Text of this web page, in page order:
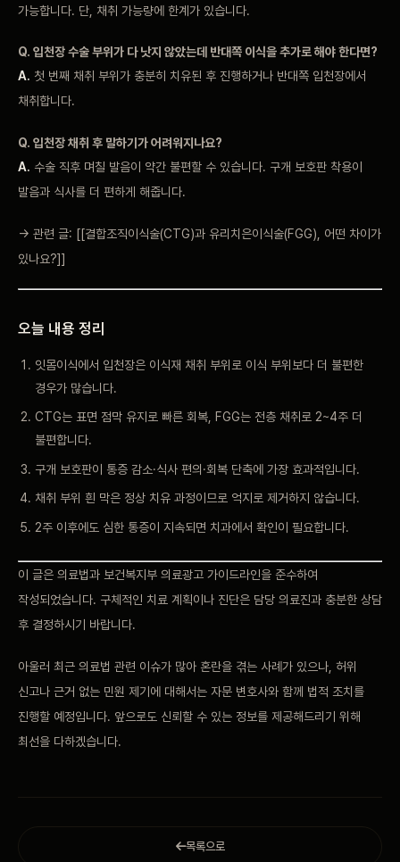
가능합니다. 단, 채취 가능량에 한계가 있습니다.
Q. 입천장 수술 부위가 다 낫지 않았는데 반대쪽 이식을 추가로 해야 한다면?
A. 첫 번째 채취 부위가 충분히 치유된 후 진행하거나 반대쪽 입천장에서
채취합니다.
Q. 입천장 채취 후 말하기가 어려워지나요?
A. 수술 직후 며칠 발음이 약간 불편할 수 있습니다. 구개 보호판 착용이
발음과 식사를 더 편하게 해줍니다.
→ 관련 글: [[결합조직이식술(CTG)과 유리치은이식술(FGG), 어떤 차이가
있나요?]]
오늘 내용 정리
잇몸이식에서 입천장은 이식재 채취 부위로 이식 부위보다 더 불편한
경우가 많습니다.
CTG는 표면 점막 유지로 빠른 회복, FGG는 전층 채취로 2~4주 더
불편합니다.
구개 보호판이 통증 감소·식사 편의·회복 단축에 가장 효과적입니다.
채취 부위 흰 막은 정상 치유 과정이므로 억지로 제거하지 않습니다.
2주 이후에도 심한 통증이 지속되면 치과에서 확인이 필요합니다.
이 글은 의료법과 보건복지부 의료광고 가이드라인을 준수하여
작성되었습니다. 구체적인 치료 계획이나 진단은 담당 의료진과 충분한 상담
후 결정하시기 바랍니다.
아울러 최근 의료법 관련 이슈가 많아 혼란을 겪는 사례가 있으나, 허위
신고나 근거 없는 민원 제기에 대해서는 자문 변호사와 함께 법적 조치를
진행할 예정입니다. 앞으로도 신뢰할 수 있는 정보를 제공해드리기 위해
최선을 다하겠습니다.
목록으로